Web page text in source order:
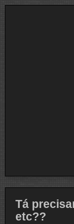
Tá
etc??